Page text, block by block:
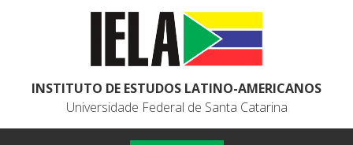
INSTITUTO DE ESTUDOS LATINO-AMERICANOS
Universidade Federal de Santa Catarina